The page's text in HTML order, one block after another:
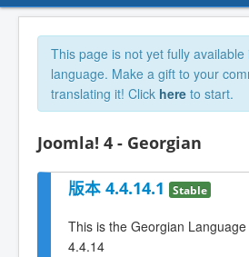
This page is not yet fully available
language. Make a gift to your
translating it! Click here to start.
Joomla! 4 - Georgian
版本 4.4.14.1 Stable
This is the Georgian
4.4.14